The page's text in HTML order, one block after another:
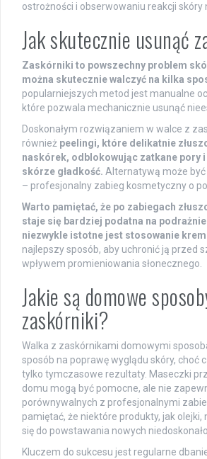
ostrożności i obserwowaniu reakcji skóry
Jak skutecznie usunąć
Zaskórniki to powszechny problem
można skutecznie walczyć na kilka
popularniejszych metod jest manualne
które pozwala mechanicznie usunąć
Doskonałym rozwiązaniem w walce z
również peelingi, które delikatnie
naskórek, odblokowując zatkane pory
skórze gładkość. Alternatywą może
– profesjonalny zabieg kosmetyczny o
Warto pamiętać, że po zabiegach
staje się bardziej podatna na
niezwykle istotne jest stosowanie
najlepszy sposób, aby uchronić ją przed
wpływem promieniowania słonecznego.
Jakie są domowe
zaskórniki?
Walka z zaskórnikami domowymi
sposób na poprawę wyglądu skóry, choć
tylko tymczasowe rezultaty. Maseczki
domu mogą być pomocne, ale nie
porównywalnych z profesjonalnymi
pamiętać, że niektóre produkty, jak
się do powstawania nowych
Kluczem do sukcesu jest regularne